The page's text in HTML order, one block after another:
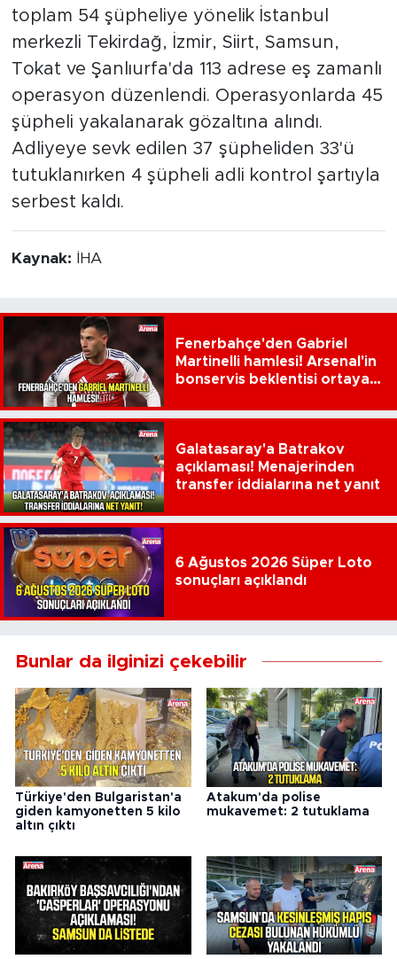
toplam 54 şüpheliye yönelik İstanbul
merkezli Tekirdağ, İzmir, Siirt, Samsun,
Tokat ve Şanlıurfa'da 113 adrese eş zamanlı
operasyon düzenlendi. Operasyonlarda 45
şüpheli yakalanarak gözaltına alındı.
Adliyeye sevk edilen 37 şüpheliden 33'ü
tutuklanırken 4 şüpheli adli kontrol şartıyla
serbest kaldı.
Kaynak: İHA
Fenerbahçe'den Gabriel
Martinelli hamlesi! Arsenal'in
bonservis beklentisi ortaya
Galatasaray'a Batrakov
açıklaması! Menajerinden
transfer iddialarına net yanıt
6 Ağustos 2026 Süper Loto
sonuçları açıklandı
Bunlar da ilginizi çekebilir
Türkiye'den Bulgaristan'a
giden kamyonetten 5 kilo
altın çıktı
Atakum'da polise
mukavemet: 2 tutuklama